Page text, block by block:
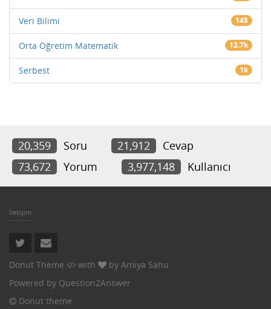
Veri Bilimi 145
Orta Öğretim Matematik 12.7k
Serbest 1k
20,359 Soru 21,912
Cevap
73,672
Yorum 3,977,148 Kullanıcı
İletişim
Donut Theme with by Amiya Sahu
Powered by Question2Answer
Donut theme